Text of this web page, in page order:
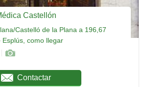
Castellón
Castelló de la Plana a 196,67
Esplús, como llegar
Contactar